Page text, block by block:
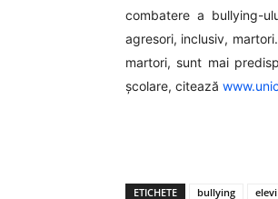
combatere a bullying-
agresori, inclusiv,
martori, sunt mai
școlare, citează
ETICHETE bullying elevi